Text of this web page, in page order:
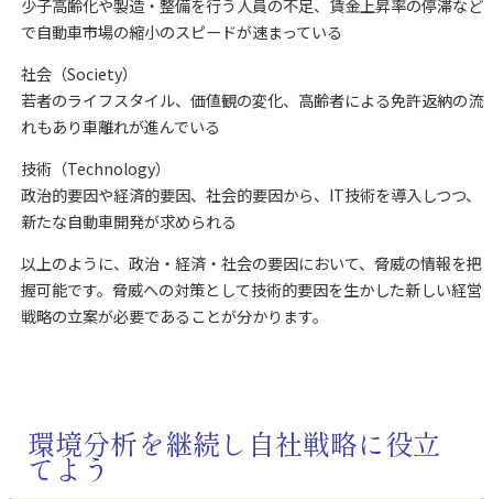
少子高齢化や製造・整備を行う人員の不足、賃金上昇率の停滞など
で自動車市場の縮小のスピードが速まっている
社会（Society）
若者のライフスタイル、価値観の変化、高齢者による免許返納の流
れもあり車離れが進んでいる
技術（Technology）
政治的要因や経済的要因、社会的要因から、IT技術を導入しつつ、
新たな自動車開発が求められる
以上のように、政治・経済・社会の要因において、脅威の情報を把
握可能です。脅威への対策として技術的要因を生かした新しい経営
戦略の立案が必要であることが分かります。
環境分析を継続し自社戦略に役立
てよう